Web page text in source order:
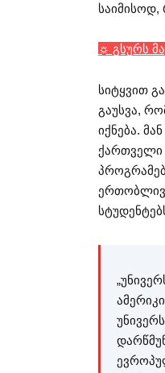
საიმისოდ,
☼ გსურს
სიტყვით
გაუსვა,
იქნება.
ქართველი